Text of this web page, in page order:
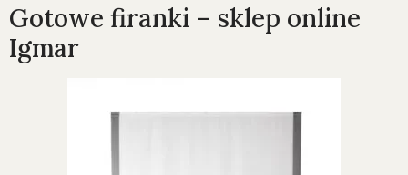
Gotowe firanki – sklep online
Igmar